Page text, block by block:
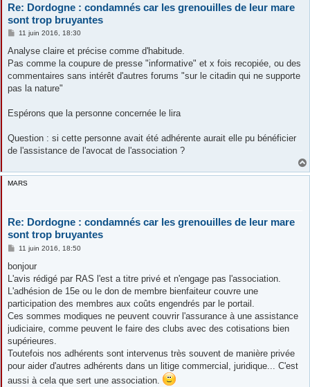
Re: Dordogne : condamnés car les grenouilles de leur mare
sont trop bruyantes
M
s
a
g
11 juin 2016, 18:30
Analyse claire et précise comme d'habitude.
Pas comme la coupure de presse "informative" et x fois recopiée, ou des
commentaires sans intérêt d'autres forums "sur le citadin qui ne supporte
pas la nature"
Espérons que la personne concernée le lira
Question : si cette personne avait été adhérente aurait elle pu bénéficier
de l'assistance de l'avocat de l'association ?
MARS
Re: Dordogne : condamnés car les grenouilles de leur mare
sont trop bruyantes
M
s
a
g
11 juin 2016, 18:50
bonjour
L'avis rédigé par RAS l'est a titre privé et n'engage pas l'association.
L'adhésion de 15e ou le don de membre bienfaiteur couvre une
participation des membres aux coûts engendrés par le portail.
Ces sommes modiques ne peuvent couvrir l'assurance à une assistance
judiciaire, comme peuvent le faire des clubs avec des cotisations bien
supérieures.
Toutefois nos adhérents sont intervenus très souvent de manière privée
pour aider d'autres adhérents dans un litige commercial, juridique... C'est
aussi à cela que sert une association.